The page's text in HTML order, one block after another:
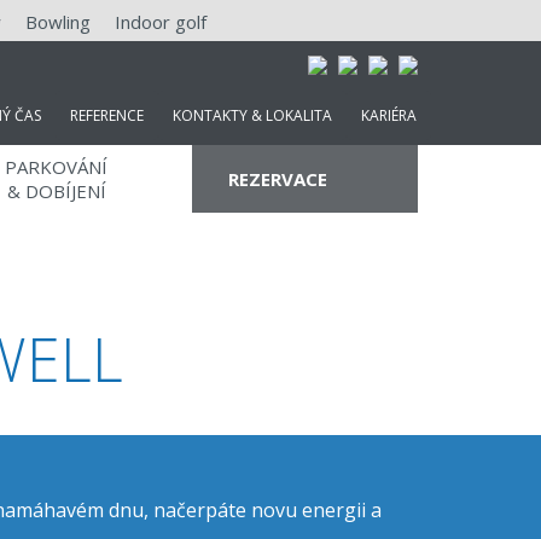
Bowling Indoor golf
ČAS REFERENCE KONTAKTY & LOKALITA KARIÉRA
PARKOVÁNÍ
& DOBÍJENÍ
REZERVACE
dnu, načerpáte novu energii a